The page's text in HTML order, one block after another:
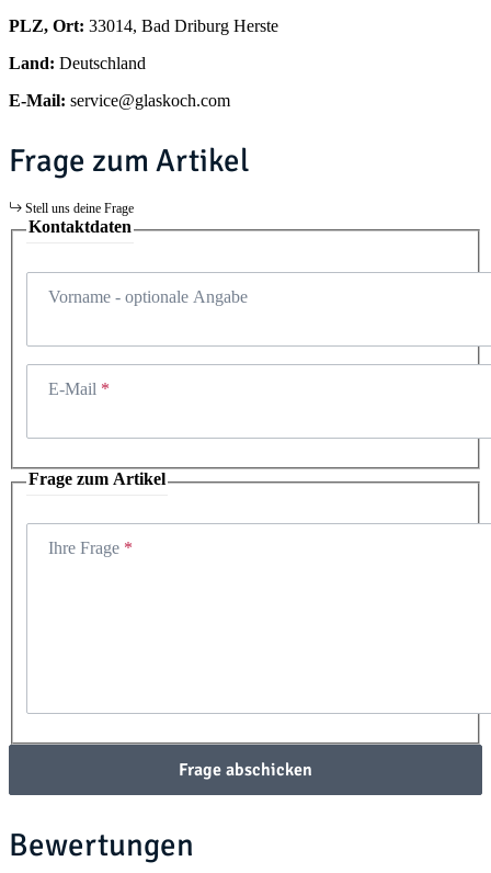
PLZ, Ort: 33014, Bad Driburg Herste
Land: Deutschland
E-Mail: service@glaskoch.com
Frage zum Artikel
Stell uns deine Frage
Kontaktdaten
Vorname - optionale Angabe
E-Mail
Frage zum Artikel
Ihre Frage
Frage abschicken
Bewertungen